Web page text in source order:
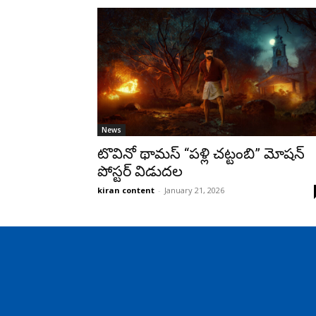
News
టొవినో థామస్ “పళ్లి చట్టంబి” మోషన్
పోస్టర్ విడుదల
kiran content - January 21, 2026